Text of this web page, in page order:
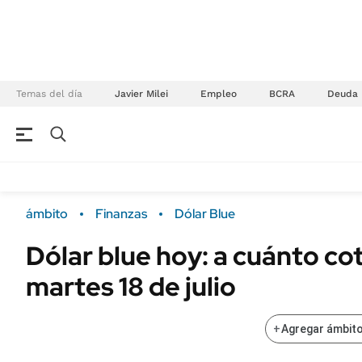
Temas del día Javier Milei Empleo BCRA Deuda
Campo
FINANZAS
Sustentabilidad
POLÍTICA
ámbito Finanzas Dólar Blue
Dólar blue hoy: a cuánto
martes 18 de julio
+Agregar